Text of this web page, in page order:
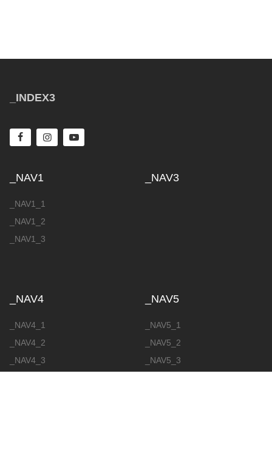
_INDEX3
_NAV1
_NAV1_1
_NAV1_2
_NAV1_3
_NAV3
_NAV4
_NAV4_1
_NAV4_2
_NAV4_3
_NAV5
_NAV5_1
_NAV5_2
_NAV5_3